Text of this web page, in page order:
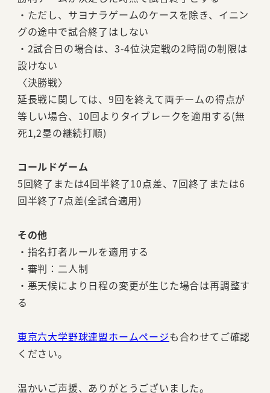
・ただし、サヨナラゲームのケースを除き、イニン
グの途中で試合終了はしない
・2試合日の場合は、3-4位決定戦の2時間の制限は
設けない
〈決勝戦〉
延長戦に関しては、9回を終えて両チームの得点が
等しい場合、10回よりタイブレークを適用する(無
死1,2塁の継続打順)
コールドゲーム
5回終了または4回半終了10点差、7回終了または6
回半終了7点差(全試合適用)
その他
・指名打者ルールを適用する
・審判：二人制
・悪天候により日程の変更が生じた場合は再調整す
る
東京六大学野球連盟ホームページも合わせてご確認
ください。
温かいご声援、ありがとうございました。